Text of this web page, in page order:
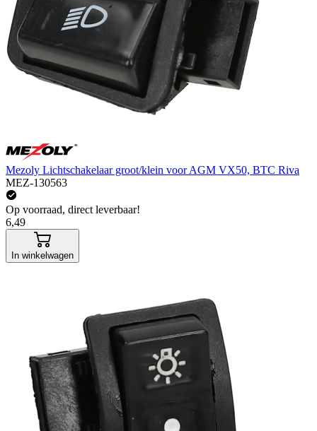
Mezoly Lichtschakelaar groot/klein voor AGM VX50, BTC Riva
MEZ-130563
Op voorraad, direct leverbaar!
6,49
In winkelwagen